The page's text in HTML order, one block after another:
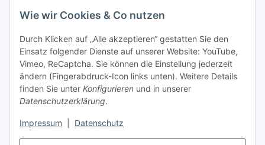
Wie wir Cookies & Co nutzen
Durch Klicken auf „Alle akzeptieren“ gestatten Sie den
Einsatz folgender Dienste auf unserer Website: YouTube,
Vimeo, ReCaptcha. Sie können die Einstellung jederzeit
ändern (Fingerabdruck-Icon links unten). Weitere Details
finden Sie unter Konfigurieren und in unserer
Datenschutzerklärung.
Impressum Datenschutz
Wir sind kein Spielwarenhändler i. S. d.
Spielwarenverordnung
Die meisten der von uns vertriebenen Produkte sind
nur für ein Erwachsenenhobby gedacht. Diese
Produkte gehören nicht in unbeaufsichtigte
Kinderhände unter 14 Jahren. Mit dem Kaufabschluss
bestätigen Sie, dass Ihnen das bekannt ist, Sie über 14
Jahre alt sind und die Teile nicht an Kinder unter 14